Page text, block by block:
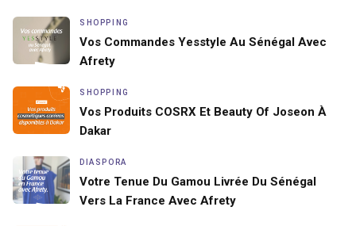
SHOPPING
Vos Commandes Yesstyle Au Sénégal Avec
Afrety
SHOPPING
Vos Produits COSRX Et Beauty Of Joseon À
Dakar
DIASPORA
Votre Tenue Du Gamou Livrée Du Sénégal
Vers La France Avec Afrety